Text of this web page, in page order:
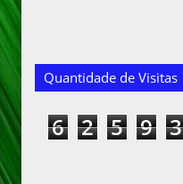
Quantidade de Visitas
6 2 5 9 3